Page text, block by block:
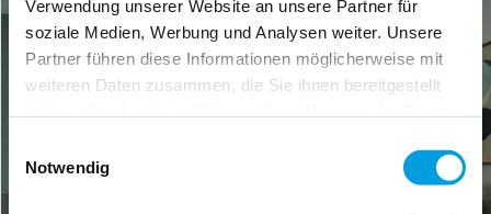
Verwendung unserer Website an unsere Partner für
soziale Medien, Werbung und Analysen weiter. Unsere
Partner führen diese Informationen möglicherweise mit
weiteren Daten zusammen, die Sie ihnen bereitgestellt
Notwendig